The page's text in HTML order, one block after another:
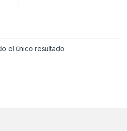
el único resultado